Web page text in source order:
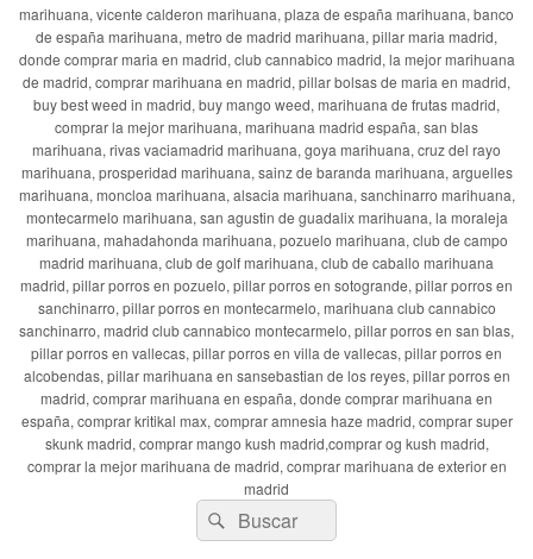
marihuana, vicente calderon marihuana, plaza de españa marihuana, banco
de españa marihuana, metro de madrid marihuana, pillar maria madrid,
donde comprar maria en madrid, club cannabico madrid, la mejor marihuana
de madrid, comprar marihuana en madrid, pillar bolsas de maria en madrid,
buy best weed in madrid, buy mango weed, marihuana de frutas madrid,
comprar la mejor marihuana, marihuana madrid españa, san blas
marihuana, rivas vaciamadrid marihuana, goya marihuana, cruz del rayo
marihuana, prosperidad marihuana, sainz de baranda marihuana, arguelles
marihuana, moncloa marihuana, alsacia marihuana, sanchinarro marihuana,
montecarmelo marihuana, san agustin de guadalix marihuana, la moraleja
marihuana, mahadahonda marihuana, pozuelo marihuana, club de campo
madrid marihuana, club de golf marihuana, club de caballo marihuana
madrid, pillar porros en pozuelo, pillar porros en sotogrande, pillar porros en
sanchinarro, pillar porros en montecarmelo, marihuana club cannabico
sanchinarro, madrid club cannabico montecarmelo, pillar porros en san blas,
pillar porros en vallecas, pillar porros en villa de vallecas, pillar porros en
alcobendas, pillar marihuana en sansebastian de los reyes, pillar porros en
madrid, comprar marihuana en españa, donde comprar marihuana en
españa, comprar kritikal max, comprar amnesia haze madrid, comprar super
skunk madrid, comprar mango kush madrid,comprar og kush madrid,
comprar la mejor marihuana de madrid, comprar marihuana de exterior en
madrid
Buscar
por:
Buscar